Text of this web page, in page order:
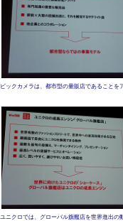
ビックカメラは、都市型の量販店であることを
ユニクロでは、グローバル旗艦店を世界進出の